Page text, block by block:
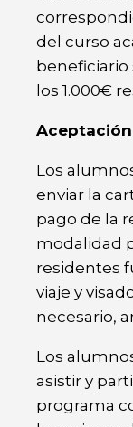
del curso
los 1.000€
Aceptación
Los
enviar la
pago de la
modalidad
residentes
viaje y
necesario,
Los
asistir y
programa